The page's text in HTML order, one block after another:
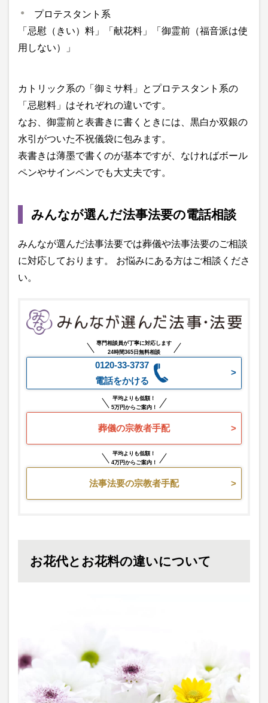
プロテスタント系
「忌慰（きい）料」「献花料」「御霊前（福音派は使
用しない）」
カトリック系の「御ミサ料」とプロテスタント系の
「忌慰料」はそれぞれの違いです。
なお、御霊前と表書きに書くときには、黒白か双銀の
水引がついた不祝儀袋に包みます。
表書きは薄墨で書くのが基本ですが、なければボール
ペンやサインペンでも大丈夫です。
みんなが選んだ法事法要の電話相談
みんなが選んだ法事法要では葬儀や法事法要のご相談
に対応しております。 お悩みにある方はご相談くださ
い。
専門相談員が丁寧に対応します
24時間365日無料相談
0120-33-3737
電話をかける
平均よりも低額！
5万円からご案内！
葬儀の宗教者手配
平均よりも低額！
4万円からご案内！
法事法要の宗教者手配
お花代とお花料の違いについて